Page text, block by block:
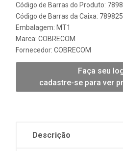
Código de Barras do Produto:
Código de Barras da Caixa:
Embalagem: MT1
Marca: COBRECOM
Fornecedor: COBRECOM
Faça seu
cadastre-se para ver
Descrição